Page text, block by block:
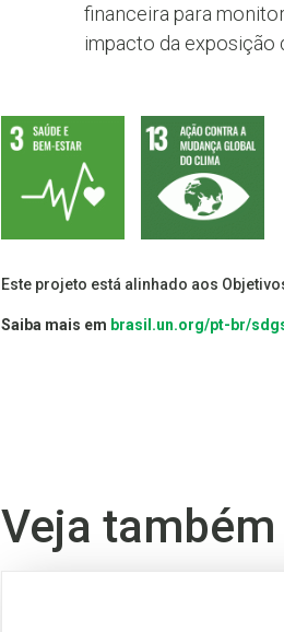
financeira para
impacto da exposição
Este projeto está alinhado aos
Saiba mais em brasil.un.org/pt-br/
Veja também